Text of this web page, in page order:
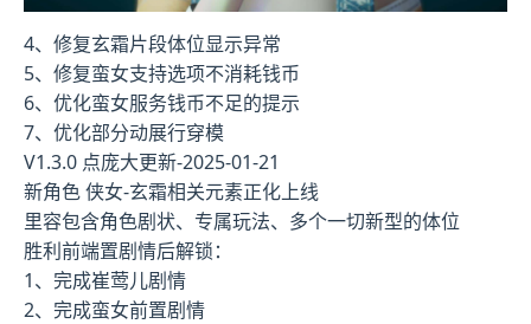
4、修复玄霜片段体位显示异常
5、修复蛮女支持选项不消耗钱币
6、优化蛮女服务钱币不足的提示
7、优化部分动展行穿模
V1.3.0 点庞大更新-2025-01-21
新角色 侠女-玄霜相关元素正化上线
里容包含角色剧状、专属玩法、多个一切新型的体位
胜利前端置剧情后解锁：
1、完成崔莺儿剧情
2、完成蛮女前置剧情